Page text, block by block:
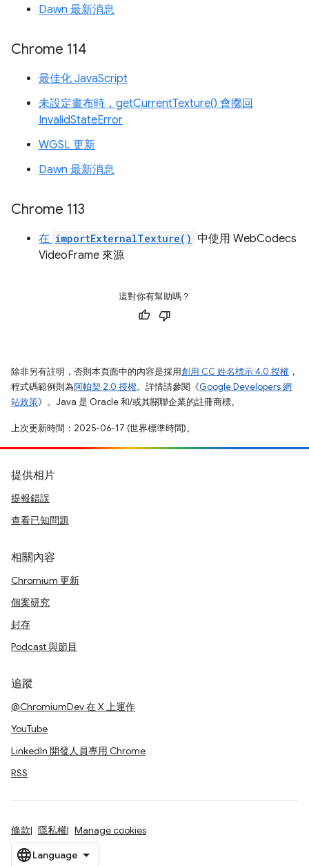
Dawn 最新消息
Chrome 114
最佳化 JavaScript
未設定畫布時，getCurrentTexture() 會擲回
InvalidStateError
WGSL 更新
Dawn 最新消息
Chrome 113
在 importExternalTexture() 中使用 WebCodecs
VideoFrame 來源
這對你有幫助嗎？
除非另有註明，否則本頁面中的內容是採用創用 CC 姓名標示 4.0 授權 ，
程式碼範例則為阿帕契 2.0 授權。詳情請參閱《Google Developers 網
站政策》。Java 是 Oracle 和/或其關聯企業的註冊商標。
上次更新時間：2025-06-17 (世界標準時間)。
提供相片
提報錯誤
查看已知問題
相關內容
Chromium 更新
個案研究
封存
Podcast 與節目
追蹤
@ChromiumDev 在 X 上運作
YouTube
LinkedIn 開發人員專用 Chrome
RSS
條款 隱私權 Manage cookies